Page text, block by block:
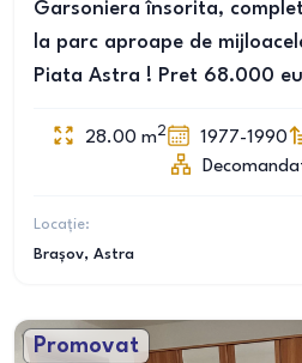
Garsoniera însorita,
la parc aproape de
Piata Astra ! Pret 68.000
28.00 m2 1977-1990
Locație:
Brașov, Astra
Promovat